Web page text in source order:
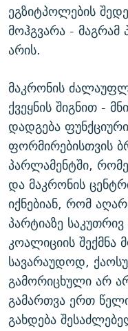
ეგზიტპოლების
მოჰგვარა -
არის.
მაკრონის
ქვეყნის შიგნით -
დადგება
ფორმირებისთვის
პარლამენტში,
და მაკრონის
იქნებიან, რომ
პარტიაზე
კოალიციის შექმნა
სავარაუდოდ,
გამორიცხული არ
გამართვა ერთ
გახდება